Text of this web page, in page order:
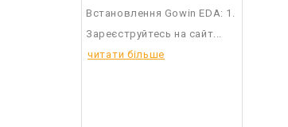
Встановлення Gowin EDA: 1.
Зареєструйтесь на сайт...
читати більше